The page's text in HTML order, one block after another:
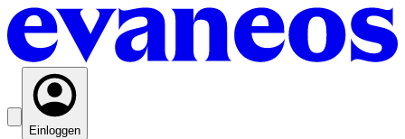
Einloggen